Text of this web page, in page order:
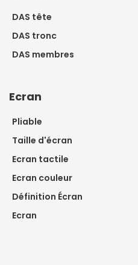
DAS tête
DAS tronc
DAS membres
Ecran
Pliable
Taille d'écran
Ecran tactile
Ecran couleur
Définition Écran
Ecran